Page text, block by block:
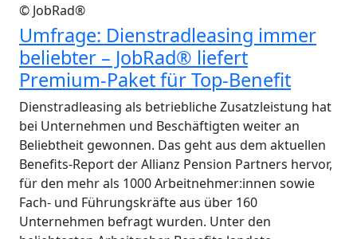
© JobRad®
Umfrage: Dienstradleasing immer
beliebter – JobRad® liefert
Premium-Paket für Top-Benefit
Dienstradleasing als betriebliche Zusatzleistung hat
bei Unternehmen und Beschäftigten weiter an
Beliebtheit gewonnen. Das geht aus dem aktuellen
Benefits-Report der Allianz Pension Partners hervor,
für den mehr als 1000 Arbeitnehmer:innen sowie
Fach- und Führungskräfte aus über 160
Unternehmen befragt wurden. Unter den